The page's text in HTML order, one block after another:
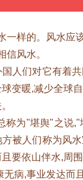
一样的。风水应
风水。
人们对它有着共
变暖,减少全球
为"堪舆"之说,"
被人们称为风
要依山伴水,周
病,事业发达而